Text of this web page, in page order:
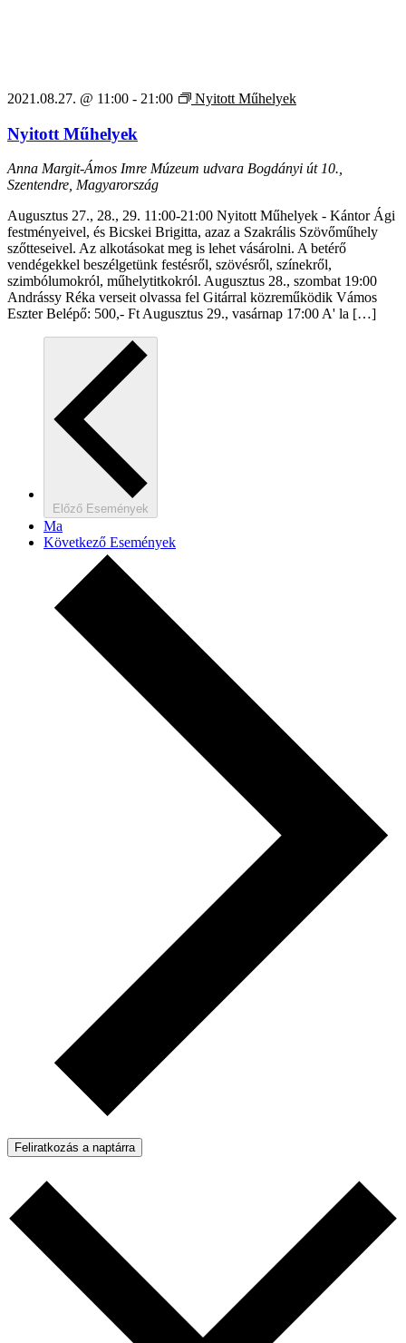
2021.08.27. @ 11:00 - 21:00 Nyitott Műhelyek
Nyitott Műhelyek
Anna Margit-Ámos Imre Múzeum udvara Bogdányi út 10.,
Szentendre, Magyarország
Augusztus 27., 28., 29. 11:00-21:00 Nyitott Műhelyek - Kántor Ági
festményeivel, és Bicskei Brigitta, azaz a Szakrális Szövőműhely
szőtteseivel. Az alkotásokat meg is lehet vásárolni. A betérő
vendégekkel beszélgetünk festésről, szövésről, színekről,
szimbólumokról, műhelytitkokról. Augusztus 28., szombat 19:00
Andrássy Réka verseit olvassa fel Gitárral közreműködik Vámos
Eszter Belépő: 500,- Ft Augusztus 29., vasárnap 17:00 A' la […]
Előző Események
Ma
Következő Események
Feliratkozás a naptárra